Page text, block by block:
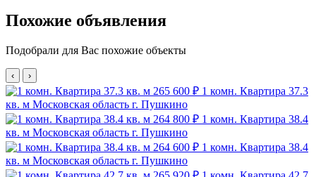
Похожие объявления
Подобрали для Вас похожие объекты
‹ ›
265 600 ₽ 1 комн. Квартира 37.3
кв. м Московская область г. Пушкино
264 800 ₽ 1 комн. Квартира 38.4
кв. м Московская область г. Пушкино
264 600 ₽ 1 комн. Квартира 38.4
кв. м Московская область г. Пушкино